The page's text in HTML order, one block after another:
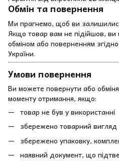
Обмін та повернення
Ми прагнемо, щоб ви
Якщо товар вам не підійшов, ви
обміном або поверненням
України.
Умови повернення
Ви можете повернути або
моменту отримання, якщо:
товар не був у використанні
збережено товарний вигляд
збережено упаковку,
наявний документ, що